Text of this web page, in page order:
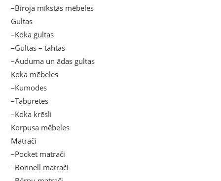
–Biroja mīkstās mēbeles
Gultas
–Koka gultas
–Gultas – tahtas
–Auduma un ādas gultas
Koka mēbeles
–Kumodes
–Taburetes
–Koka krēsli
Korpusa mēbeles
Matrači
–Pocket matrači
–Bonnell matrači